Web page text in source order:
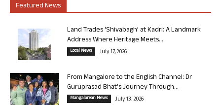
Featured News
Land Trades ‘Shivabagh’ at Kadri: A Landmark
Address Where Heritage Meets...
Local News July 17, 2026
From Mangalore to the English Channel: Dr
Guruprasad Bhat’s Journey Through...
Mangalorean News July 13, 2026